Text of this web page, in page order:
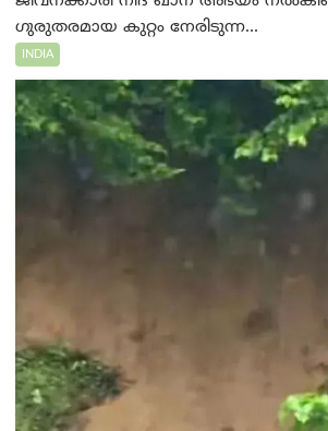
ഗുരുതരമായ കുറ്റം നേരിടുന്ന...
INDIA